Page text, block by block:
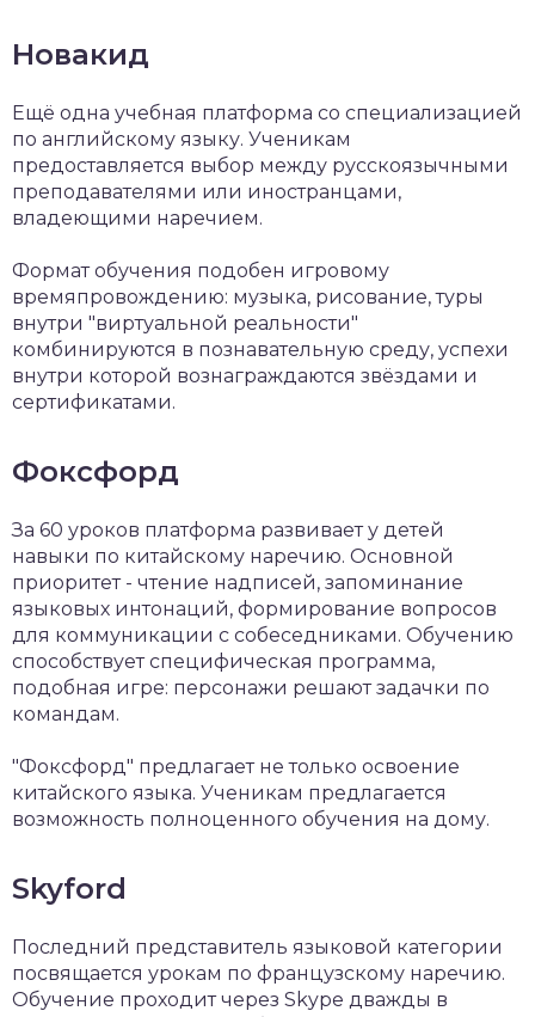
Новакид
Ещё одна учебная платформа со специализацией
по английскому языку. Ученикам
предоставляется выбор между русскоязычными
преподавателями или иностранцами,
владеющими наречием.
Формат обучения подобен игровому
времяпровождению: музыка, рисование, туры
внутри "виртуальной реальности"
комбинируются в познавательную среду, успехи
внутри которой вознаграждаются звёздами и
сертификатами.
Фоксфорд
За 60 уроков платформа развивает у детей
навыки по китайскому наречию. Основной
приоритет - чтение надписей, запоминание
языковых интонаций, формирование вопросов
для коммуникации с собеседниками. Обучению
способствует специфическая программа,
подобная игре: персонажи решают задачки по
командам.
"Фоксфорд" предлагает не только освоение
китайского языка. Ученикам предлагается
возможность полноценного обучения на дому.
Skyford
Последний представитель языковой категории
посвящается урокам по французскому наречию.
Обучение проходит через Skype дважды в